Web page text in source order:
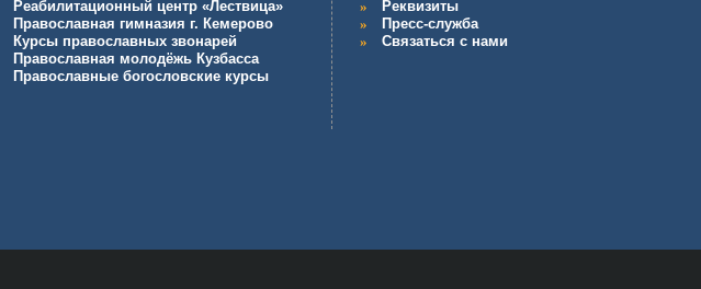
Реабилитационный центр «Лествица»
Православная гимназия г. Кемерово
Курсы православных звонарей
Православная молодёжь Кузбасса
Православные богословские курсы
Реквизиты
Пресс-служба
Связаться с нами